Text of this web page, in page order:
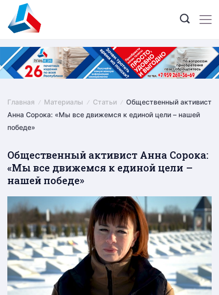
content
Главная Материалы Статьи
Общественный активист
Анна Сорока: «Мы все движемся к единой цели – нашей
победе»
Общественный активист Анна Сорока:
«Мы все движемся к единой цели –
нашей победе»